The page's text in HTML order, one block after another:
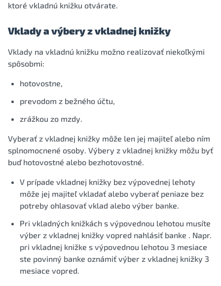
ktoré vkladnú knižku otvárate.
Vklady a výbery z vkladnej knižky
Vklady na vkladnú knižku možno realizovať niekoľkými
spôsobmi:
hotovostne,
prevodom z bežného účtu,
zrážkou zo mzdy.
Vyberať z vkladnej knižky môže len jej majiteľ alebo ním
splnomocnené osoby. Výbery z vkladnej knižky môžu byť
buď hotovostné alebo bezhotovostné.
V prípade vkladnej knižky bez výpovednej lehoty
môže jej majiteľ vkladať alebo vyberať peniaze bez
potreby ohlasovať vklad alebo výber banke.
Pri vkladných knižkách s výpovednou lehotou musíte
výber z vkladnej knižky vopred nahlásiť banke . Napr.
pri vkladnej knižke s výpovednou lehotou 3 mesiace
ste povinný banke oznámiť výber z vkladnej knižky 3
mesiace vopred.